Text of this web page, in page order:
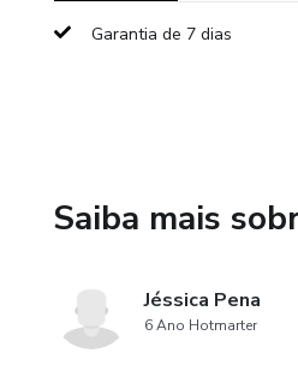
Garantia de 7 dias
Saiba mais
Jéssica Pena
6 Ano Hotmarter